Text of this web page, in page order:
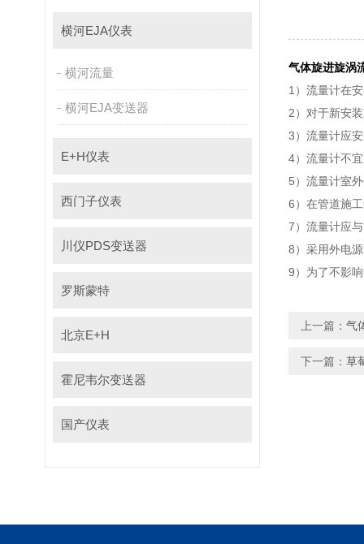
横河EJA仪表
横河流量
横河EJA变送器
E+H仪表
西门子仪表
川仪PDS变送器
罗斯蒙特
北京E+H
霍尼韦尔变送器
国产仪表
气体旋进旋涡
1）流量计在安
2）对于新安装
3）流量计应安
4）流量计不宜
5）流量计室外
6）在管道施工
7）流量计应与
8）采用外电源
9）为了不影响
上一篇： 气
下一篇： 草